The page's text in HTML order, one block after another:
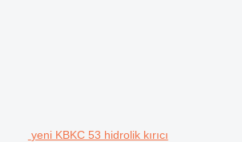
yeni KBKC 53 hidrolik kırıcı